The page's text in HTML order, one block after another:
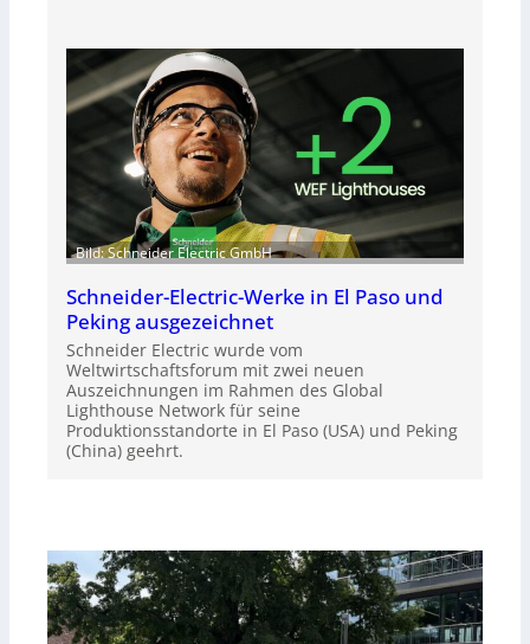
Bild: Schneider Electric GmbH
Schneider-Electric-Werke in El Paso und
Peking ausgezeichnet
Schneider Electric wurde vom
Weltwirtschaftsforum mit zwei neuen
Auszeichnungen im Rahmen des Global
Lighthouse Network für seine
Produktionsstandorte in El Paso (USA) und Peking
(China) geehrt.